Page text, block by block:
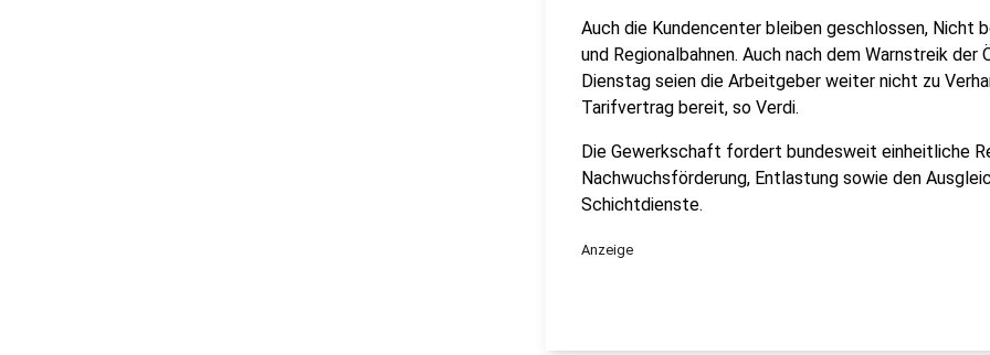
Auch die Kundencenter bleiben geschlossen, Nicht
und Regionalbahnen. Auch nach dem Warnstreik
Dienstag seien die Arbeitgeber weiter nicht zu
Tarifvertrag bereit, so Verdi.
Die Gewerkschaft fordert bundesweit einheitliche
Nachwuchsförderung, Entlastung sowie den
Schichtdienste.
Anzeige